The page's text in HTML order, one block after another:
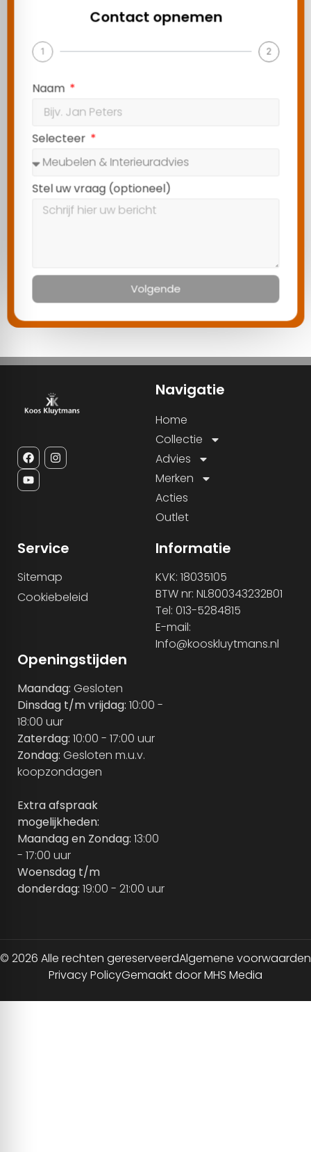
Contact opnemen
1 2
Naam
Selecteer
Stel uw vraag (optioneel)
Volgende
Navigatie
Home
Collectie
Advies
Merken
Acties
Outlet
Service
Sitemap
Cookiebeleid
Informatie
KVK: 18035105
BTW nr: NL800343232B01
Tel: 013-5284815
E-mail:
Info@kooskluytmans.nl
Openingstijden
Maandag: Gesloten
Dinsdag t/m vrijdag: 10:00 -
18:00 uur
Zaterdag: 10:00 - 17:00 uur
Zondag: Gesloten m.u.v.
koopzondagen
Extra afspraak
mogelijkheden:
Maandag en Zondag: 13:00
- 17:00 uur
Woensdag t/m
donderdag: 19:00 - 21:00 uur
© 2026 Alle rechten gereserveerdAlgemene voorwaarden
Privacy PolicyGemaakt door MHS Media